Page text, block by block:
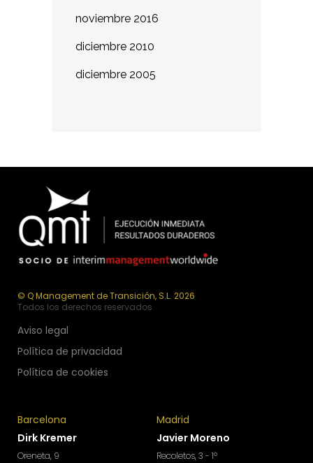
noviembre 2016
diciembre 2010
diciembre 2005
© Q Management de Transición, S.L. 2026
Todos los derechos reservados
Aviso legal
Política de privacidad
Política de cookies
Barcelona
Dirk Kremer
Oreneta, 9
Madrid
Javier Moreno
Recoletos, 3 - 1º